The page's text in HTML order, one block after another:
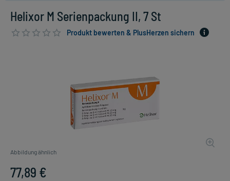
Helixor M Serienpackung II, 7 St
Produkt bewerten & PlusHerzen sichern
Abbildung ähnlich
77,89 €